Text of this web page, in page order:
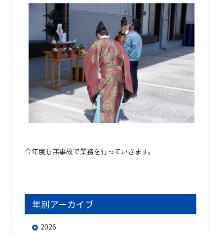
今年度も無事故で業務を行っていきます。
年別アーカイブ
2026